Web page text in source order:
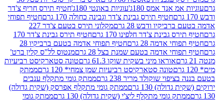
אנד אמס 180ג'
עוגיות באונטי 180ג'
חטיף תירס חריף צ'דר
חטיף תירס גבינת צ'דר וגבינה כחולה 170 גרם
חטיף תפוחי
ודבש 28 גרם
מקלוני תירס בטעם צ'דר 227
גבינת צ'דר חלפינו 170 גרם
חטיף תירס גבינת צ'דר 170
אדמה 28 גרם
חטיף תפוחי אדמה בטעם ברביקיו 28
אדמה בטעם שמנת בצל 28 גרם
מנטוס לל"ס קלין ברט'
אוראו מיני בשקית שוקו 61.3 גרם
טונה סטארקיסט רביעיות
טונה סטארקיסט רביעיות שמן צמחי* 120 גרם
ממתק
שוקולד מריר 238 גרם
ממתק גומי מתקלף ענבים
130 גרם
ממתק גומי מתקלף אפרסק (שקית גדולה)
גומי מתקלף ליצ'י (שקית גדולה) 130 גרם
ממתק גומי